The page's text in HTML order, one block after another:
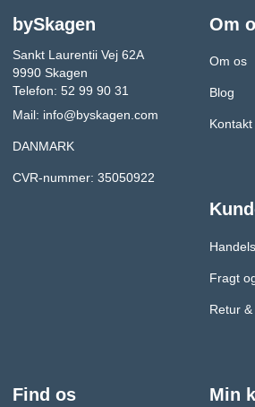
bySkagen
Sankt Laurentii Vej 62A
9990 Skagen
Telefon: 52 99 90 31
Mail: info@byskagen.com
DANMARK
CVR-nummer: 35050922
Om
Om os
Blog
Kontakt
Fragt
Retur
Find os Min